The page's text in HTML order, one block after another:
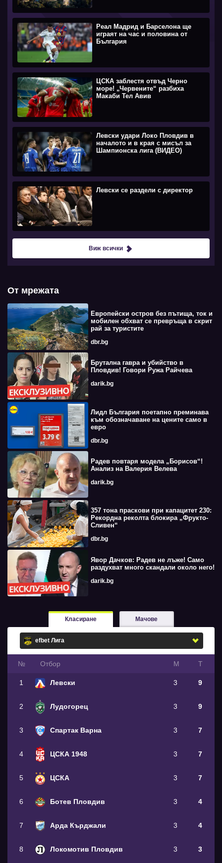
Реал Мадрид и Барселона ще
играят на час и половина от
България
ЦСКА заблестя отвъд Черно
море! „Червените“ разбиха
Макаби Тел Авив
Левски удари Локо Пловдив в
началото и в края с мисъл за
Шампионска лига (ВИДЕО)
Левски се раздели с директор
Виж всички
От мрежата
Европейски остров без пътища, ток и
мобилен обхват се превръща в скрит
рай за туристите
dbr.bg
Брутална гавра и убийство в
Пловдив! Говори Ружа Райчева
darik.bg
Лидл България поетапно преминава
към обозначаване на цените само в
евро
dbr.bg
Радев повтаря модела „Борисов“!
Анализ на Валерия Велева
darik.bg
357 тона праскови при капацитет 230:
Рекордна реколта блокира „Фрукто-
Сливен“
dbr.bg
Явор Дачков: Радев не лъже! Само
раздухват много скандали около него!
darik.bg
Класиране Мачове
№ Oтбор М Т
1 Левски 3 9
2 Лудогорец 3 9
3 Спартак Варна 3 7
4 ЦСКА 1948 3 7
5 ЦСКА 3 7
6 Ботев Пловдив 3 4
7 Арда Кърджали 3 4
8 Локомотив Пловдив 3 3